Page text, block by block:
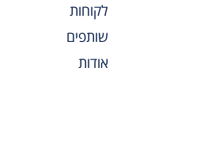
לקוחות
שותפים
אודות